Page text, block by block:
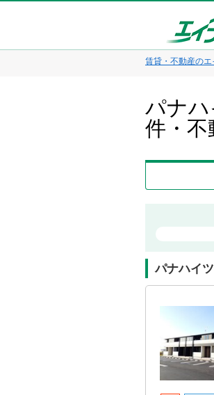
賃貸・不動産のエ
パナ
件・不
パナハイ